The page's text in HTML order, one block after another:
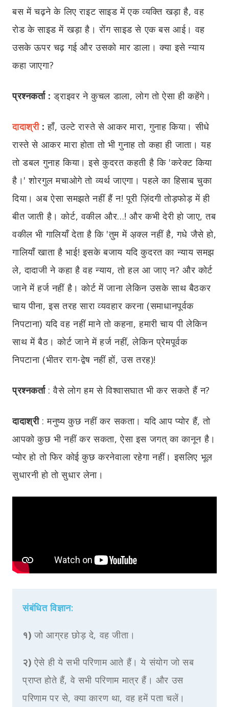
बस में चढ़ने के लिए राइट साइड में एक व्यक्ति खड़ा है, वह
रोड के साइड में खड़ा है। रोंग साइड से एक बस आई। वह
उसके ऊपर चढ़ गई और उसको मार डाला। क्या इसे न्याय
कहा जाएगा?
प्रश्नकर्ता : ड्राइवर ने कुचल डाला, लोग तो ऐसा ही कहेंगे।
दादाश्री: हाँ, उल्टे रास्ते से आकर मारा, गुनाह किया। सीधे
रास्ते से आकर मारा होता तो भी गुनाह तो कहा ही जाता। यह
तो डबल गुनाह किया। इसे कुदरत कहती है कि 'करेक्ट किया
है।' शोरगुल मचाओगे तो व्यर्थ जाएगा। पहले का हिसाब चुका
दिया। अब ऐसा समझते नहीं हैं न! पूरी ज़िंदगी तोड़फोड़ में ही
बीत जाती है। कोर्ट, वकील और...! और कभी देरी हो जाए, तब
वकील भी गालियाँ देता है कि 'तुम में अ़क्ल नहीं है, गधे जैसे हो,
गालियाँ खाता है भाई! इसके बजाय यदि कुदरत का न्याय समझ
ले, दादाजी ने कहा है वह न्याय, तो हल आ जाए न? और कोर्ट
जाने में हर्ज नहीं है। कोर्ट में जाना लेकिन उसके साथ बैठकर
चाय पीना, इस तरह सारा व्यवहार करना (समाधानपूर्वक
निपटाना) यदि वह नहीं माने तो कहना, हमारी चाय पी लेकिन
साथ में बैठ। कोर्ट जाने में हर्ज नहीं, लेकिन प्रेमपूर्वक
निपटाना (भीतर राग-द्वेष नहीं हों, उस तरह)!
प्रश्नकर्ता: वैसे लोग हम से विश्वासघात भी कर सकते हैं न?
दादाश्री: मनुष्य कुछ नहीं कर सकता। यदि आप प्योर हैं, तो
आपको कुछ भी नहीं कर सकता, ऐसा इस जगत् का कानून है।
प्योर हो तो फिर कोई कुछ करनेवाला रहेगा नहीं। इसलिए भूल
सुधारनी हो तो सुधार लेना।
संबंधित विज्ञान:
१) जो आग्रह छोड़ दे, वह जीता।
२) ऐसे ही ये सभी परिणाम आते हैं। ये संयोग जो सब
प्राप्त होते हैं, वे सभी परिणाम मात्र हैं। और उस
परिणाम पर से, क्या कारण था, वह हमें पता चलें।